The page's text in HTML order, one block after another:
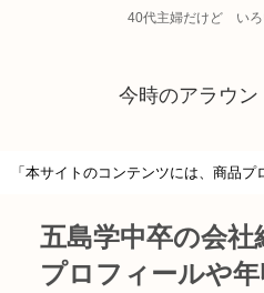
40代主婦だけど いろ
今時のアラウン
「本サイトのコンテンツには、商品プ
五島学中卒の会社
プロフィールや